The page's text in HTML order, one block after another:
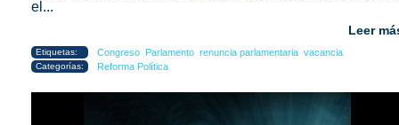
el...
Leer
Etiquetas: Congreso Parlamento renuncia parlamentaria vacancia
Categorías: Reforma Política